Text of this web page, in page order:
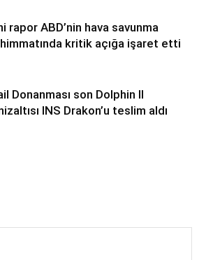
rapor ABD’nin hava savunma
kritik açığa işaret etti
Donanması son Dolphin II
INS Drakon’u teslim aldı